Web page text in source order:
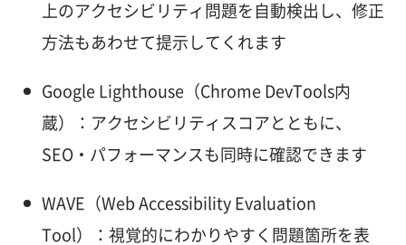
上のアクセシビリティ問題を自動検出し、修正
方法もあわせて提示してくれます
Google Lighthouse（Chrome DevTools内
蔵）：アクセシビリティスコアとともに、
SEO・パフォーマンスも同時に確認できます
WAVE（Web Accessibility Evaluation
Tool）：視覚的にわかりやすく問題箇所を表